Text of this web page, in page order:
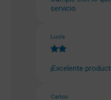
servicio.
Lucía
¡Excelente
Carlos